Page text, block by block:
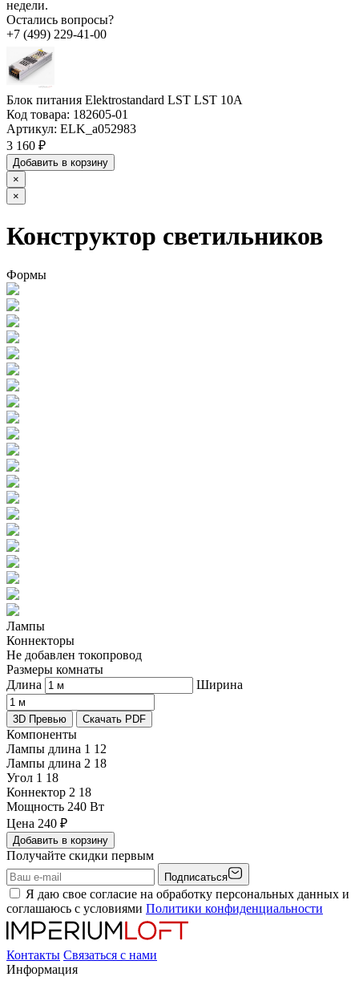
недели.
Остались вопросы?
+7 (499) 229-41-00
Блок питания Elektrostandard LST LST 10A
Код товара: 182605-01
Артикул: ELK_a052983
3 160 ₽
Добавить в корзину
×
×
Конструктор светильников
Формы
Лампы
Коннекторы
Не добавлен токопровод
Размеры комнаты
Длина
Ширина
3D Превью Скачать PDF
Компоненты
Лампы длина 1 12
Лампы длина 2 18
Угол 1 18
Коннектор 2 18
Мощность 240 Вт
Цена 240 ₽
Добавить в корзину
Получайте скидки первым
Подписаться
Я даю свое согласие на обработку персональных данных и
соглашаюсь с условиями Политики конфиденциальности
Контакты Связаться с нами
Информация